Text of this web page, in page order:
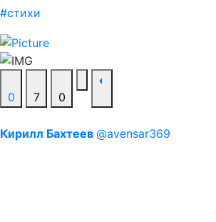
#стихи
0 7 0
Кирилл Бахтеев @avensar369